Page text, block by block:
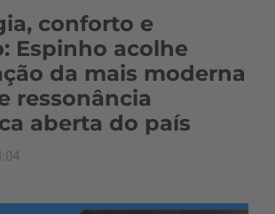
conforto e
Espinho acolhe
da mais moderna
ressonância
aberta do país